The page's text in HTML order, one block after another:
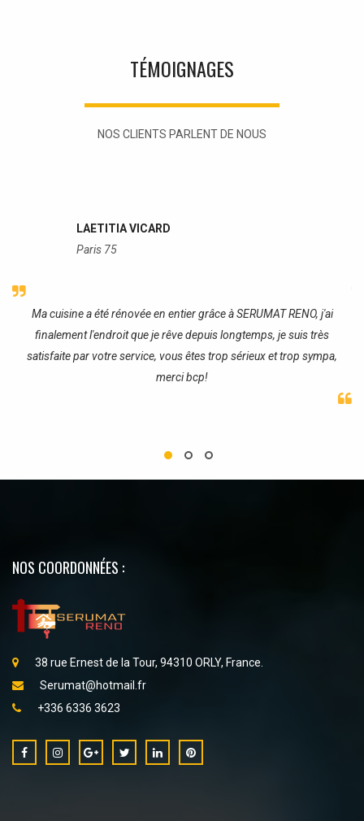
TÉMOIGNAGES
NOS CLIENTS PARLENT DE NOUS
LAETITIA VICARD
Paris 75
Ma cuisine a été rénovée en entier grâce à SERUMAT RENO, j'ai
finalement l'endroit que je rêve depuis longtemps, je suis très
satisfaite par votre service, vous êtes trop sérieux et trop sympa,
merci bcp!
NOS COORDONNÉES :
38 rue Ernest de la Tour, 94310 ORLY, France.
Serumat@hotmail.fr
+336 6336 3623